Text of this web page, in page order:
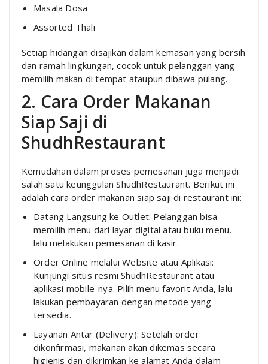
Masala Dosa
Assorted Thali
Setiap hidangan disajikan dalam kemasan yang bersih
dan ramah lingkungan, cocok untuk pelanggan yang
memilih makan di tempat ataupun dibawa pulang.
2. Cara Order Makanan
Siap Saji di
ShudhRestaurant
Kemudahan dalam proses pemesanan juga menjadi
salah satu keunggulan ShudhRestaurant. Berikut ini
adalah cara order makanan siap saji di restaurant ini:
Datang Langsung ke Outlet: Pelanggan bisa
memilih menu dari layar digital atau buku menu,
lalu melakukan pemesanan di kasir.
Order Online melalui Website atau Aplikasi:
Kunjungi situs resmi ShudhRestaurant atau
aplikasi mobile-nya. Pilih menu favorit Anda, lalu
lakukan pembayaran dengan metode yang
tersedia.
Layanan Antar (Delivery): Setelah order
dikonfirmasi, makanan akan dikemas secara
higienis dan dikirimkan ke alamat Anda dalam